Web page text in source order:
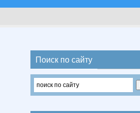
Поиск по сайту